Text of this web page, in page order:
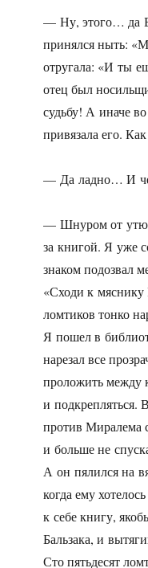
— Ну, этого… да
принялся ныть:
отругала: «И ты
отец был
судьбу! А иначе
привязала его.
— Да ладно… И
— Шнуром от
за книгой. Я уже
знаком подозвал
«Сходи к мяснику
ломтиков тонко
Я пошел в
нарезал все
проложить
и подкрепляться.
против Миралема
и больше не
А он пялился на
когда ему
к себе книгу,
Бальзака, и
Сто пятьдесят